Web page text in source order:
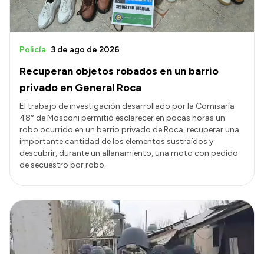
Geografía
Invertí en Río Negro
Transparencia
Presupuesto
Boletín Oficial
Compras y licitaciones
Consulta de expedientes
Intranet
Login
Recuperan objetos robados en un barrio
privado en General Roca
Policía 3 de ago de 2026
El trabajo de investigación desarrollado por la Comisaría
48° de Mosconi permitió esclarecer en pocas horas un
robo ocurrido en un barrio privado de Roca, recuperar una
importante cantidad de los elementos sustraídos y
descubrir, durante un allanamiento, una moto con pedido
de secuestro por robo.